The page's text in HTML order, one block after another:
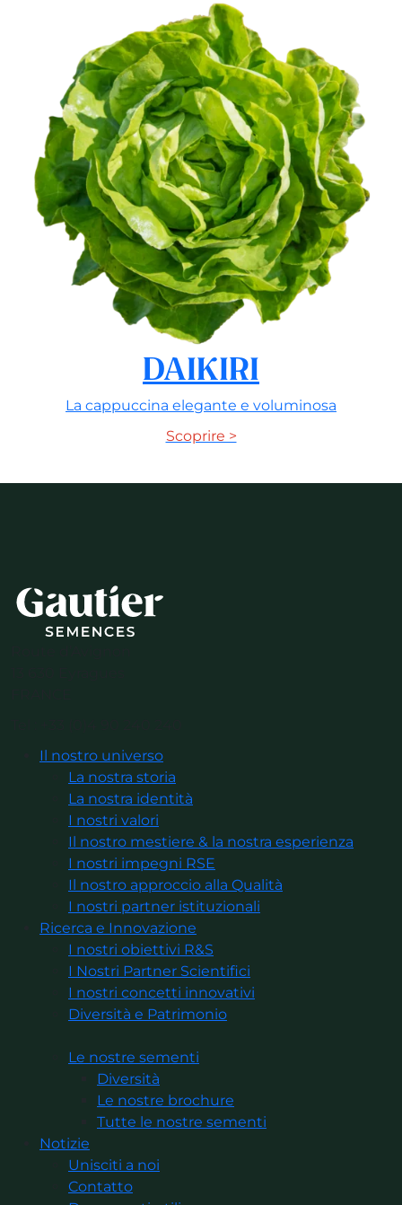
DAIKIRI
La cappuccina elegante e voluminosa
Scoprire >
Il nostro universo
La nostra storia
La nostra identità
I nostri valori
Il nostro mestiere & la nostra esperienza
I nostri impegni RSE
Il nostro approccio alla Qualità
I nostri partner istituzionali
Ricerca e Innovazione
I nostri obiettivi R&S
I Nostri Partner Scientifici
I nostri concetti innovativi
Diversità e Patrimonio
Le nostre sementi
Diversità
Le nostre brochure
Tutte le nostre sementi
Notizie
Unisciti a noi
Contatto